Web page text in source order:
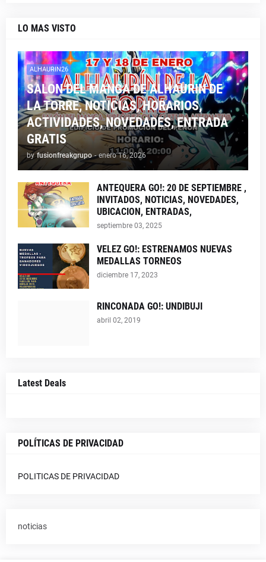
LO MAS VISTO
ALHAURIN26
SALON DEL MANGA DE ALHAURIN DE
LA TORRE, NOTICIAS, HORARIOS,
ACTIVIDADES, NOVEDADES, ENTRADA
GRATIS
by fusionfreakgrupo - enero 16, 2026
ANTEQUERA GO!: 20 DE SEPTIEMBRE ,
INVITADOS, NOTICIAS, NOVEDADES,
UBICACION, ENTRADAS,
septiembre 03, 2025
VELEZ GO!: ESTRENAMOS NUEVAS
MEDALLAS TORNEOS
diciembre 17, 2023
RINCONADA GO!: UNDIBUJI
abril 02, 2019
Latest Deals
POLÍTICAS DE PRIVACIDAD
POLITICAS DE PRIVACIDAD
noticias